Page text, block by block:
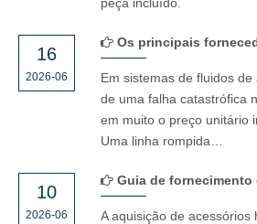
16
2026-06
Os principais fornecedores de acessórios
Em sistemas de fluidos
de uma falha catastrófica
em muito o preço unitário
Uma linha rompida…
10
2026-06
Guia de fornecimento da China 2026: principais
A aquisição de acessórios